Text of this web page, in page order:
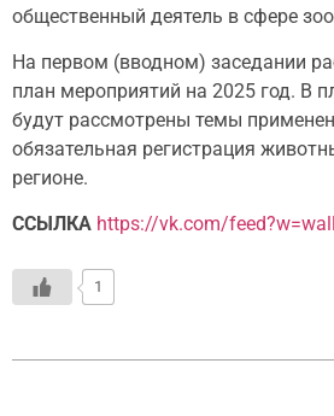
общественный деятель в сфере
На первом (вводном) заседании
план мероприятий на 2025 год. В
будут рассмотрены темы
обязательная регистрация
регионе.
ССЫЛКА https://vk.com/
1